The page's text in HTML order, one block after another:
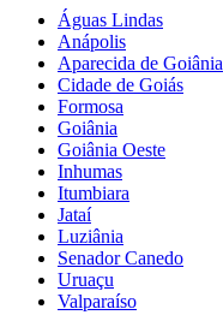
Águas Lindas
Anápolis
Aparecida de Goiânia
Cidade de Goiás
Formosa
Goiânia
Goiânia Oeste
Inhumas
Itumbiara
Jataí
Luziânia
Senador Canedo
Uruaçu
Valparaíso